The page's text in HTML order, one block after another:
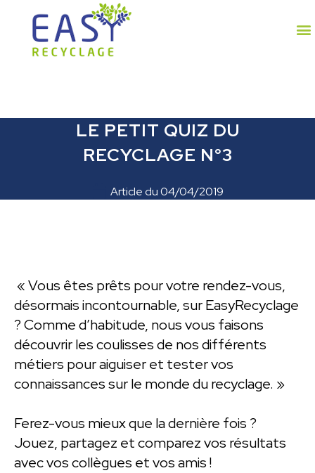
LE PETIT QUIZ DU
RECYCLAGE N°3
Article du04/04/2019
« Vous êtes prêts pour votre rendez-vous,
désormais incontournable, sur EasyRecyclage
? Comme d’habitude, nous vous faisons
découvrir les coulisses de nos différents
métiers pour aiguiser et tester vos
connaissances sur le monde du recyclage. »
Ferez-vous mieux que la dernière fois ?
Jouez, partagez et comparez vos résultats
avec vos collègues et vos amis !